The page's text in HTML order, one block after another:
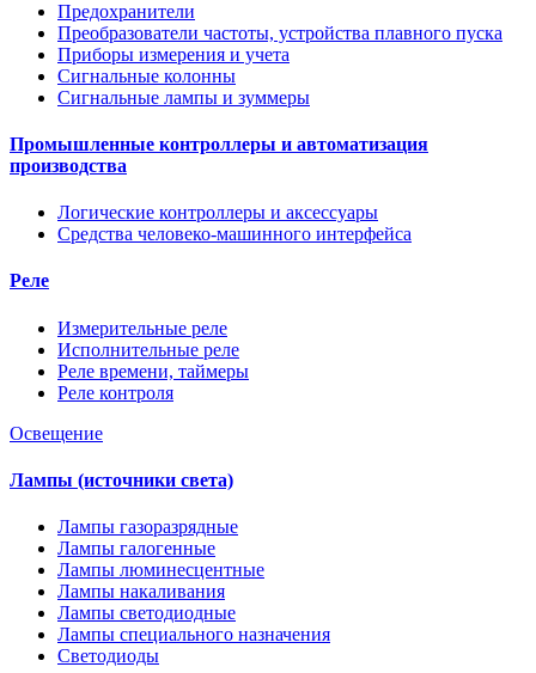
Предохранители
Преобразователи частоты, устройства плавного пуска
Приборы измерения и учета
Сигнальные колонны
Сигнальные лампы и зуммеры
Промышленные контроллеры и автоматизация
производства
Логические контроллеры и аксессуары
Средства человеко-машинного интерфейса
Реле
Измерительные реле
Исполнительные реле
Реле времени, таймеры
Реле контроля
Освещение
Лампы (источники света)
Лампы газоразрядные
Лампы галогенные
Лампы люминесцентные
Лампы накаливания
Лампы светодиодные
Лампы специального назначения
Светодиоды